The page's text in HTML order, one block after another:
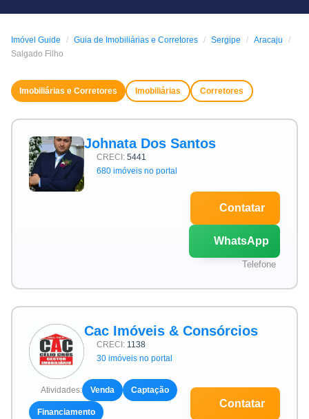
Imóvel Guide Guia de Imobiliárias e Corretores Sergipe
Aracaju
Salgado Filho
Imobiliárias e Corretores Imobiliárias Corretores
Johnata Dos Santos
CRECI: 5441
680 imóveis no portal
Contatar
WhatsApp
Telefone
Cac Imóveis & Consórcios
CRECI: 1138
30 imóveis no portal
Atividades: Venda Captação
Financiamento
Contatar